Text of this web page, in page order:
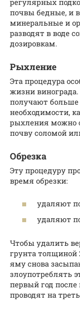
почвы бедные, и
минеральные и
разводят в воде
дозировкам.
Рыхление
Эта процедура
жизни
получают больше
необходимости,
рыхления можно
почву соломой
Обрезка
Эту процедуру
время обрезки:
удаляют
удаляют
Чтобы удалить
грунта толщиной
яму снова
злоупотреблять
первый год
проводят на